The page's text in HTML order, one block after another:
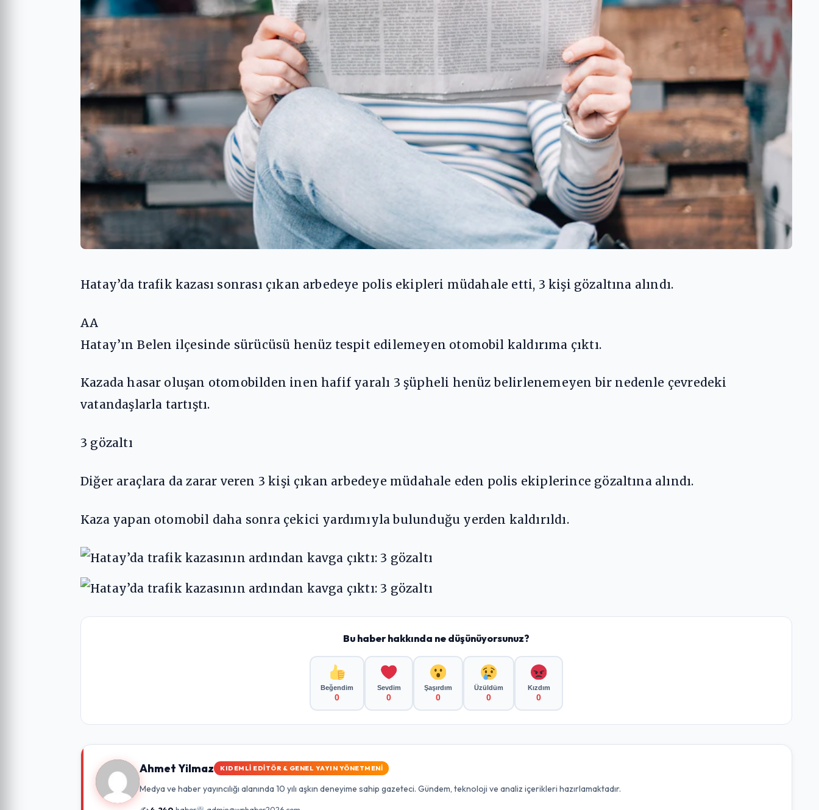
Hatay’da trafik kazası sonrası çıkan arbedeye polis ekipleri müdahale etti, 3 kişi gözaltına alındı.
AA
Hatay’ın Belen ilçesinde sürücüsü henüz tespit edilemeyen otomobil kaldırıma çıktı.
Kazada hasar oluşan otomobilden inen hafif yaralı 3 şüpheli henüz belirlenemeyen bir nedenle çevredeki
vatandaşlarla tartıştı.
3 gözaltı
Diğer araçlara da zarar veren 3 kişi çıkan arbedeye müdahale eden polis ekiplerince gözaltına alındı.
Kaza yapan otomobil daha sonra çekici yardımıyla bulunduğu yerden kaldırıldı.
Bu haber hakkında ne düşünüyorsunuz?
Beğendim
0
Sevdim
0
Şaşırdım
0
Üzüldüm
0
Kızdım
0
Ahmet Yilmaz KIDEMLI EDITÖR & GENEL YAYIN YÖNETMENI
Medya ve haber yayıncılığı alanında 10 yılı aşkın deneyime sahip gazeteci. Gündem, teknoloji ve analiz içerikleri hazırlamaktadır.